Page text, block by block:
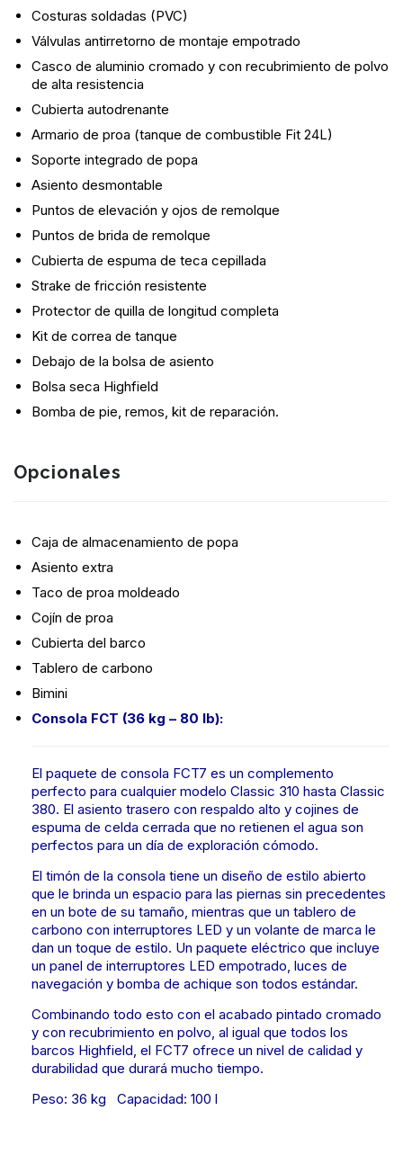
Costuras soldadas (PVC)
Válvulas antirretorno de montaje empotrado
Casco de aluminio cromado y con recubrimiento de polvo
de alta resistencia
Cubierta autodrenante
Armario de proa (tanque de combustible Fit 24L)
Soporte integrado de popa
Asiento desmontable
Puntos de elevación y ojos de remolque
Puntos de brida de remolque
Cubierta de espuma de teca cepillada
Strake de fricción resistente
Protector de quilla de longitud completa
Kit de correa de tanque
Debajo de la bolsa de asiento
Bolsa seca Highfield
Bomba de pie, remos, kit de reparación.
Opcionales
Caja de almacenamiento de popa
Asiento extra
Taco de proa moldeado
Cojín de proa
Cubierta del barco
Tablero de carbono
Bimini
Consola FCT (36 kg – 80 lb):
El paquete de consola FCT7 es un complemento
perfecto para cualquier modelo Classic 310 hasta Classic
380. El asiento trasero con respaldo alto y cojines de
espuma de celda cerrada que no retienen el agua son
perfectos para un día de exploración cómodo.
El timón de la consola tiene un diseño de estilo abierto
que le brinda un espacio para las piernas sin precedentes
en un bote de su tamaño, mientras que un tablero de
carbono con interruptores LED y un volante de marca le
dan un toque de estilo. Un paquete eléctrico que incluye
un panel de interruptores LED empotrado, luces de
navegación y bomba de achique son todos estándar.
Combinando todo esto con el acabado pintado cromado
y con recubrimiento en polvo, al igual que todos los
barcos Highfield, el FCT7 ofrece un nivel de calidad y
durabilidad que durará mucho tiempo.
Peso: 36 kg Capacidad: 100 l